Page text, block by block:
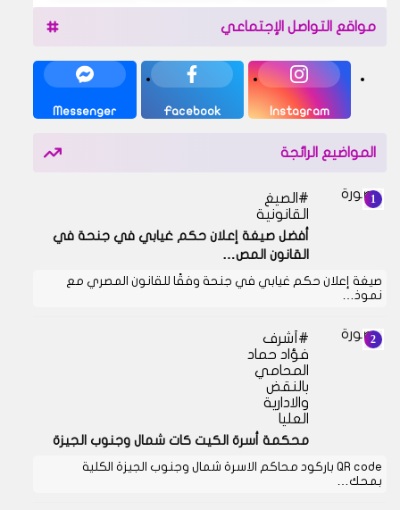
مواقع التواصل الإجتماعي
Instagram
Facebook
Messenger
المواضيع الرائجة
الصيغ
القانونية
أفضل صيغة إعلان حكم غيابي في جنحة في
القانون المص…
صيغة إعلان حكم غيابي في جنحة وفقًا للقانون المصري مع
نموذ…
أشرف
فؤاد حماد
المحامي
بالنقض
والادارية
العليا
محكمة أسرة الكيت كات شمال وجنوب الجيزة
QR code باركود محاكم الاسرة شمال وجنوب الجيزة الكلية
بمحك…